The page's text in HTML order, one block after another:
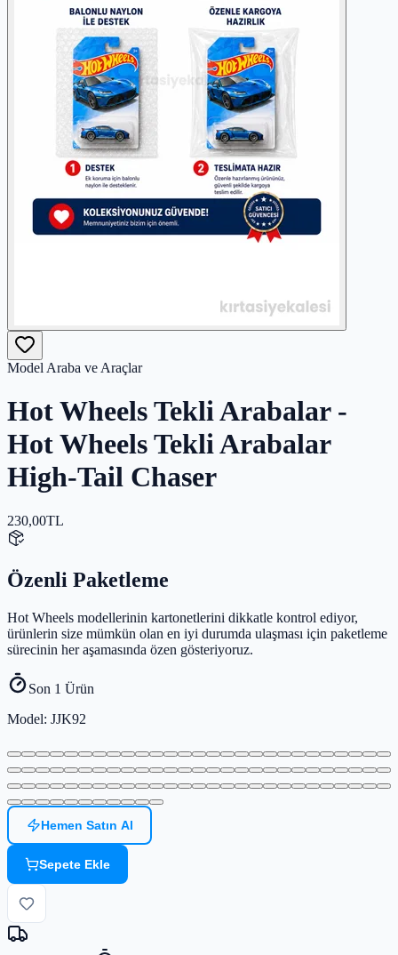
Model Araba ve Araçlar
Hot Wheels Tekli Arabalar -
Hot Wheels Tekli Arabalar
High-Tail Chaser
230,00TL
Özenli Paketleme
Hot Wheels modellerinin kartonetlerini dikkatle kontrol ediyor,
ürünlerin size mümkün olan en iyi durumda ulaşması için paketleme
sürecinin her aşamasında özen gösteriyoruz.
Son 1 Ürün
Model: JJK92
Hemen Satın Al
Sepete Ekle